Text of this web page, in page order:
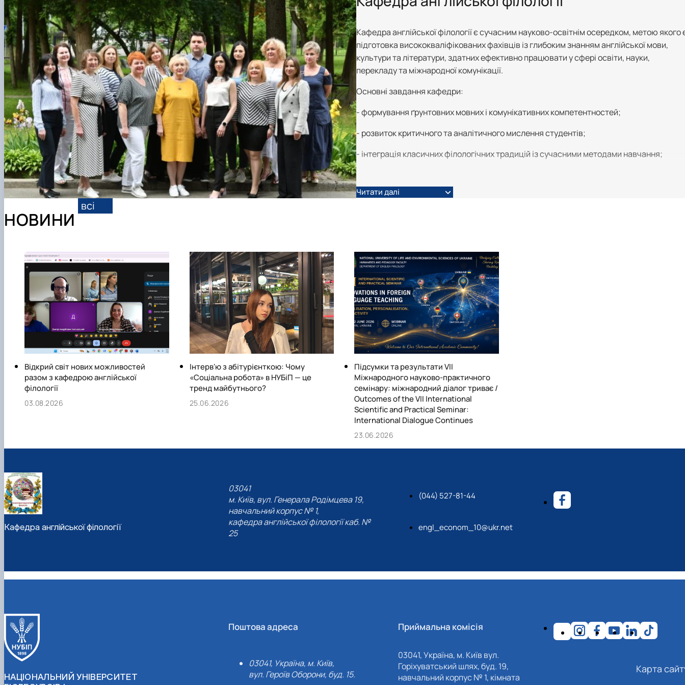
Міжнародна діяльність
Профорієнтаційна робота
Культурно-виховна робота
Кафедра англійської філології є сучасним науково-освітнім осередком, метою якого
підготовка висококваліфікованих фахівців із глибоким знанням англійської мови,
культури та літератури, здатних ефективно працювати у сфері освіти, науки,
перекладу та міжнародної комунікації.
Основні завдання кафедри:
- формування ґрунтовних мовних і комунікативних компетентностей;
- розвиток критичного та аналітичного мислення студентів;
- інтеграція класичних філологічних традицій із сучасними методами навчання;
- сприяння академічній мобільності та міжкультурному діалогу;
- виховання любові до слова як інструмента пізнання світу.
Ми створюємо простір, де студенти не лише опановують англійську мову, а й стають
активними учасниками глобальної академічної спільноти.
Читати далі
НОВИНИ
всі
Відкрий світ нових можливостей
разом з кафедрою англійської
філології
03.08.2026
Інтерв'ю з абітурієнткою: Чому
«Соціальна робота» в НУБіП — це
тренд майбутнього?
25.06.2026
Підсумки та результати VІІ
Міжнародного науково-практичного
семінару: міжнародний діалог триває /
Outcomes of the VII International
Scientific and Practical Seminar:
International Dialogue Continues
23.06.2026
Кафедра англійської філології
03041
м. Київ, вул. Генерала Родімцева 19,
навчальний корпус № 1,
кафедра англійської філології каб. №
25
(044) 527-81-44
engl_econom_10@ukr.net
НАЦІОНАЛЬНИЙ УНІВЕРСИТЕТ
Поштова адреса
03041, Україна, м. Київ,
вул. Героїв Оборони, буд. 15.
Приймальна комісія
03041, Україна, м. Київ вул.
Горіхуватський шлях, буд. 19,
навчальний корпус № 1, кімната
Карта